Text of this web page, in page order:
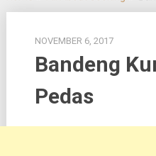
NOVEMBER 6, 2017
Bandeng
Pedas